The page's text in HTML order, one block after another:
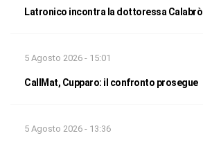
Latronico incontra la dottoressa Calabrò
5 Agosto 2026 - 15:01
CallMat, Cupparo: il confronto prosegue
5 Agosto 2026 - 13:36